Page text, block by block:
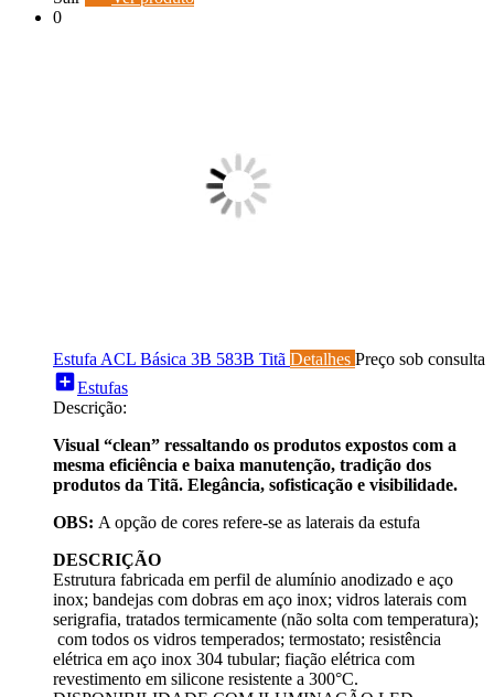
0
Estufa ACL Básica 3B 583B Titã Detalhes Preço sob consulta
add_boxEstufas
Descrição:
Visual “clean” ressaltando os produtos expostos com a
mesma eficiência e baixa manutenção, tradição dos
produtos da Titã. Elegância, sofisticação e visibilidade.
OBS: A opção de cores refere-se as laterais da estufa
DESCRIÇÃO
Estrutura fabricada em perfil de alumínio anodizado e aço
inox; bandejas com dobras em aço inox; vidros laterais com
serigrafia, tratados termicamente (não solta com temperatura);
com todos os vidros temperados; termostato; resistência
elétrica em aço inox 304 tubular; fiação elétrica com
revestimento em silicone resistente a 300°C.